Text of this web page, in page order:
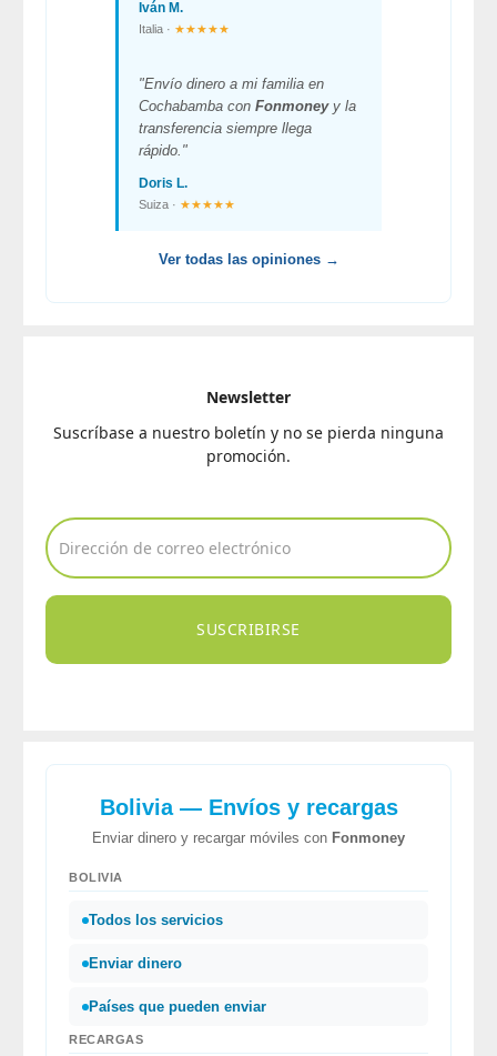
Iván M.
Italia · ★★★★★
"Envío dinero a mi familia en
Cochabamba con Fonmoneyy la
transferencia siempre llega
rápido."
Doris L.
Suiza · ★★★★★
Ver todas las opiniones →
Newsletter
Suscríbase a nuestro boletín y no se pierda ninguna
promoción.
SUSCRIBIRSE
Bolivia — Envíos y recargas
Enviar dinero y recargar móviles con Fonmoney
BOLIVIA
Todos los servicios
Enviar dinero
Países que pueden enviar
RECARGAS